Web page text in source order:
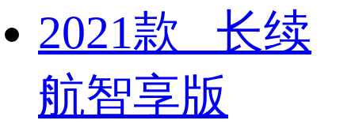
2021款 长续
航智享版